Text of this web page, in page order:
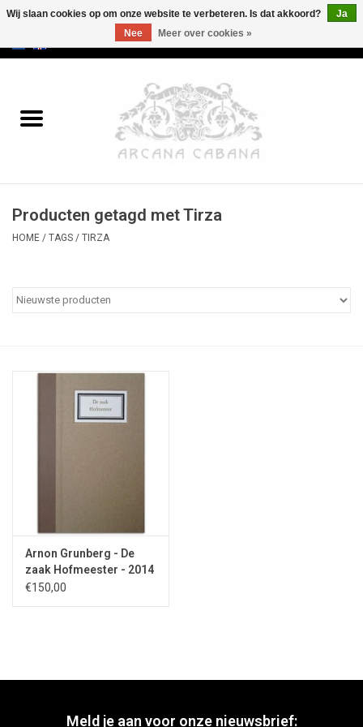
Oud & Zeldzaam
Erotica
Categorieën
Producten getagd met Tirza
HOME / TAGS / TIRZA
Arnon Grunberg - De
zaak Hofmeester - 2014
€150,00
Meld je aan voor onze nieuwsbrief:
Wij slaan cookies op om onze website te verbeteren. Is dat akkoord?
Ja
Nee
Meer over cookies »